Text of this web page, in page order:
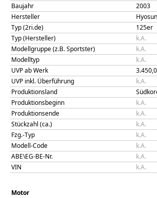
Baujahr
2003
Hersteller
Typ (2ri.de)
125er
Typ (Hersteller)
k.A.
Modellgruppe (z.B. Sportster)
k.A.
Modelltyp
k.A.
UVP ab Werk
UVP inkl. Überführung
k.A.
Produktionsland
Produktionsbeginn
k.A.
Produktionsende
k.A.
Stückzahl (ca.)
k.A.
Fzg.-Typ
k.A.
Modell-Code
k.A.
ABE\EG-BE-Nr.
k.A.
VIN
k.A.
Motor